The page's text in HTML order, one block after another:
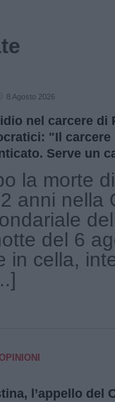
8 Agosto 2026
nel carcere di
"Il carcere
Serve un
la morte
anni nella
del 6
in cella,
l’appello del